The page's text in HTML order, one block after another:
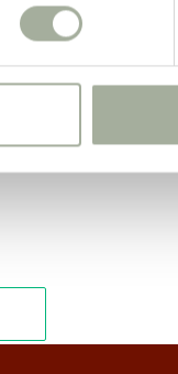
een gezonde
& Kaas